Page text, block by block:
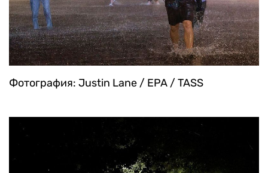
Фотография: Justin Lane / EPA / TASS